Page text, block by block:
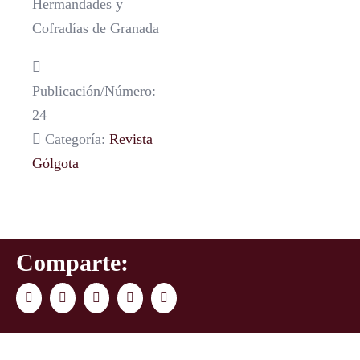
Hermandades y
Cofradías de Granada
Publicación/Número:
24
Categoría: Revista
Gólgota
Comparte:
FacebookTwitter LinkedInWhatsAppCorreo
electrónico